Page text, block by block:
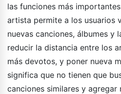
las funciones más
artista permite a los usuarios
nuevas canciones, álbumes y
reducir la distancia entre los
más devotos, y poner nueva
significa que no tienen que
canciones similares y agregar